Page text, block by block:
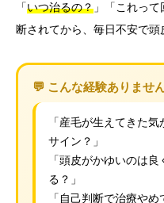
「いつ治るの？ 」「これっ
断されてから、毎日不安で
💬 こんな経験ありませ
「産毛が生えてきた
サイン？」
「頭皮がかゆいのは
る？」
「自己判断で治療やめ